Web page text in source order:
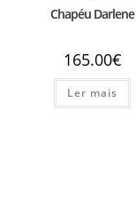
Chapéu Darlene
165.00€
Ler mais